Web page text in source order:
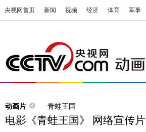
央视网首页 新闻 视频 经济 体育 军事
动画片 青蛙王国
电影《青蛙王国》 网络宣传片